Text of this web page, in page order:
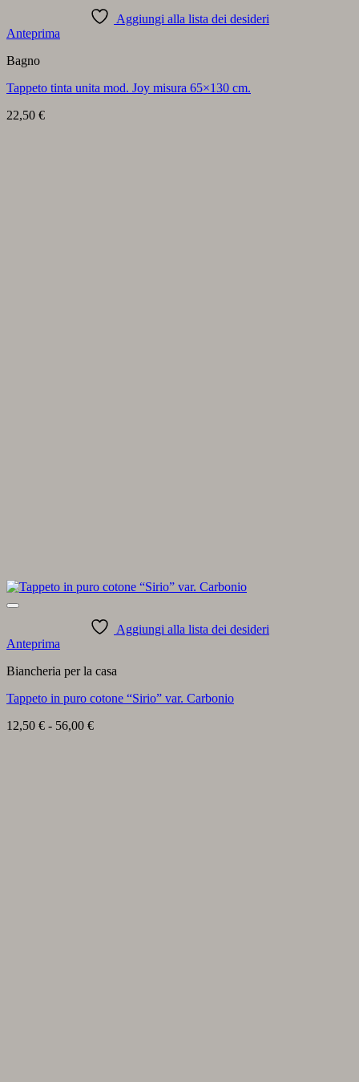
Aggiungi alla lista dei desideri
Anteprima
Bagno
Tappeto tinta unita mod. Joy misura 65×130 cm.
22,50 €
Aggiungi alla lista dei desideri
Anteprima
Biancheria per la casa
Tappeto in puro cotone “Sirio” var. Carbonio
12,50 € - 56,00 €Fascia